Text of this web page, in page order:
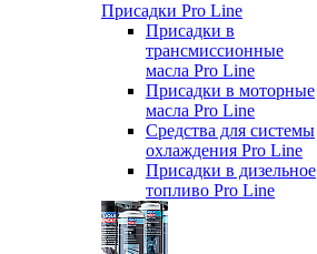
Присадки Pro Line
Присадки в
трансмиссионные
масла Pro Line
Присадки в моторные
масла Pro Line
Средства для системы
охлаждения Pro Line
Присадки в дизельное
топливо Pro Line